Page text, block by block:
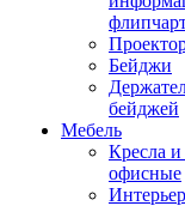
Бейджи
бейджей
Мебель
Кресла и
офисные
Интерьер